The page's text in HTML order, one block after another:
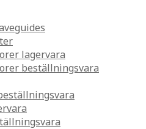
lagervara
beställningsvara